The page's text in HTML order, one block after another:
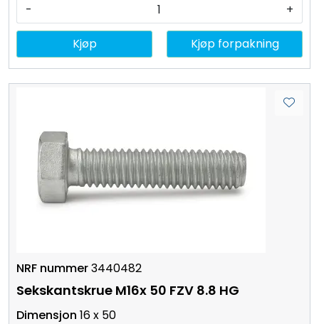
- +
Kjøp Kjøp forpakning
3440482
Sekskantskrue M16x 50 FZV 8.8 HG
16 x 50